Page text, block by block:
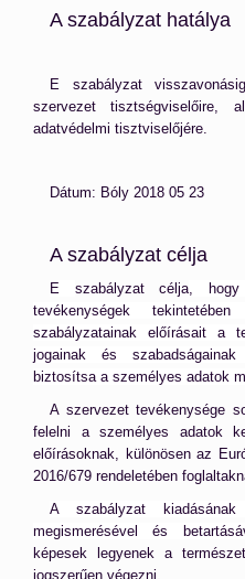
A szabályzat hatálya
E szabályzat
szervezet tisztségviselőire,
adatvédelmi tisztviselőjére.
Dátum: Bóly 2018 05 23
A szabályzat célja
E szabályzat célja, hogy
tevékenységek
szabályzatainak előírásait a
jogainak és
biztosítsa a személyes adatok
A szervezet tevékenysége
felelni a személyes adatok
előírásoknak, különösen az
2016/679 rendeletében
A szabályzat
megismerésével és
képesek legyenek a
jogszerűen végezni.